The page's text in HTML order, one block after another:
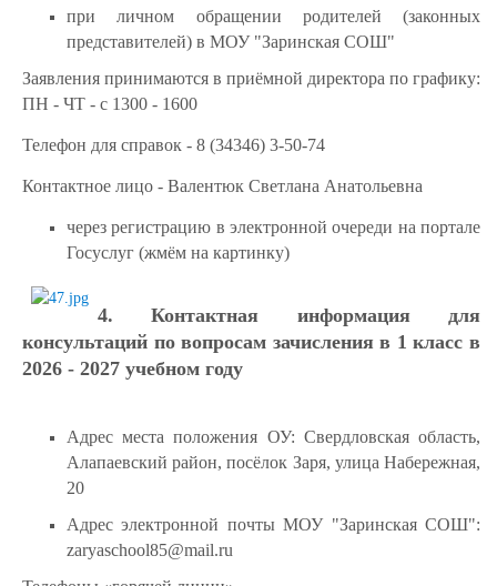
при личном обращении родителей (законных
представителей) в МОУ "Заринская СОШ"
Заявления принимаются в приёмной директора по графику:
ПН - ЧТ - с 1300 - 1600
Телефон для справок - 8 (34346) 3-50-74
Контактное лицо - Валентюк Светлана Анатольевна
через регистрацию в электронной очереди на портале
Госуслуг (жмём на картинку)
4. Контактная информация для
консультаций по вопросам зачисления в 1 класс в
2026 - 2027 учебном году
Адрес места положения ОУ: Свердловская область,
Алапаевский район, посёлок Заря, улица Набережная,
20
Адрес электронной почты МОУ "Заринская СОШ":
zaryaschool85@mail.ru